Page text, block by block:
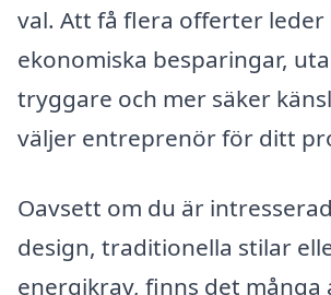
val. Att få flera offerter
ekonomiska besparingar,
tryggare och mer säker
väljer entreprenör för ditt
Oavsett om du är
design, traditionella stilar
energikrav, finns det